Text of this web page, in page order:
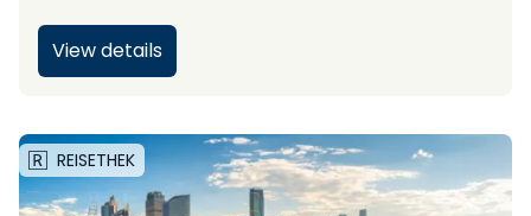
View details
REISETHEK